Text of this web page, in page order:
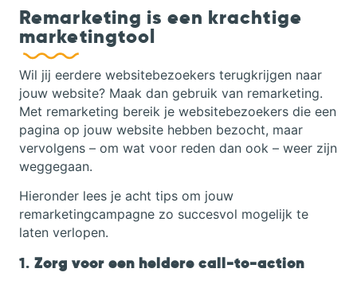
Remarketing is een krachtige
marketingtool
Wil jij eerdere websitebezoekers terugkrijgen naar
jouw website? Maak dan gebruik van remarketing.
Met remarketing bereik je websitebezoekers die een
pagina op jouw website hebben bezocht, maar
vervolgens – om wat voor reden dan ook – weer zijn
weggegaan.
Hieronder lees je acht tips om jouw
remarketingcampagne zo succesvol mogelijk te
laten verlopen.
1. Zorg voor een heldere call-to-action